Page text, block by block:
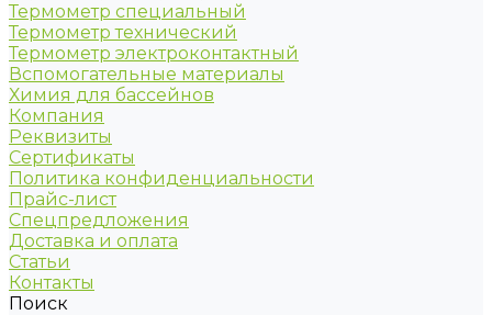
Термометр специальный
Термометр технический
Термометр электроконтактный
Вспомогательные материалы
Химия для бассейнов
Компания
Реквизиты
Сертификаты
Политика конфиденциальности
Прайс-лист
Спецпредложения
Доставка и оплата
Статьи
Контакты
Поиск